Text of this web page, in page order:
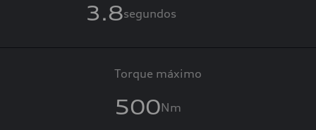
3.8segundos
Torque máximo
500Nm